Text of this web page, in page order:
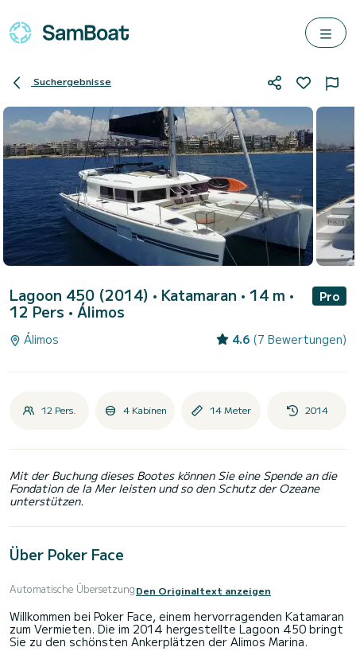
Suchergebnisse
Lagoon 450 (2014) • Katamaran • 14 m •
12 Pers • Álimos
Pro
Álimos 4.6 (7 Bewertungen)
12 Pers. 4 Kabinen 14 Meter 2014
Mit der Buchung dieses Bootes können Sie eine Spende an die
Fondation de la Mer leisten und so den Schutz der Ozeane
unterstützen.
Über Poker Face
Automatische ÜbersetzungDen Originaltext anzeigen
Willkommen bei Poker Face, einem hervorragenden Katamaran
zum Vermieten. Die im 2014 hergestellte Lagoon 450 bringt
Sie zu den schönsten Ankerplätzen der Alimos Marina.